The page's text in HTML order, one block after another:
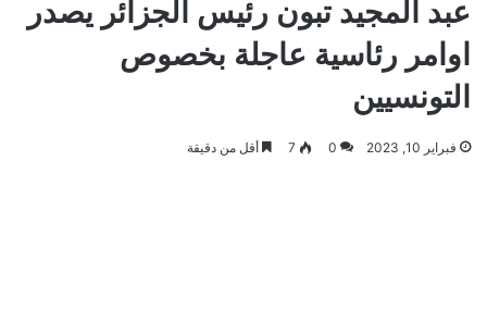
عبد المجيد تبون رئيس الجزائر يصدر
اوامر رئاسية عاجلة بخصوص
التونسيين
فبراير 10, 2023 0
7 أقل من دقيقة